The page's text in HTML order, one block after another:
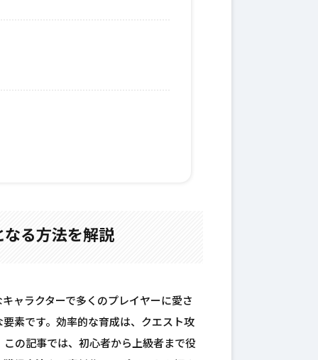
る方法を解説
ャラクターで多くのプレイヤーに愛さ
素です。効率的な育成は、クエスト攻
の記事では、初心者から上級者まで役